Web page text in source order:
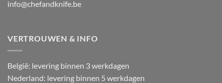
info@chefandknife.be
VERTROUWEN & INFO
België: levering binnen 3 werkdagen
Nederland: levering binnen 5 werkdagen